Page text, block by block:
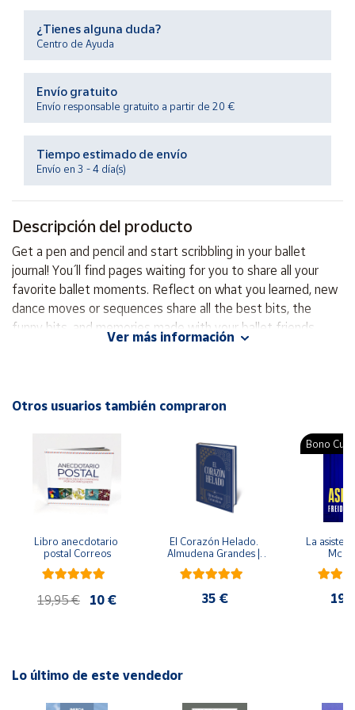
Productos
Solidarios
Ayuda
Centro
Contacto
Vendedores
Mapa de
vendedores
Hazte
vendedor
Área
cliente
Ubicación
Península
Baleares
Canarias,
¿Tienes alguna duda?
Centro de Ayuda
Envío gratuito
Envío responsable gratuito a partir de 20 €
Tiempo estimado de envío
Envío en 3 - 4 día(s)
Descripción del producto
Get a pen and pencil and start scribbling in your ballet
journal! You´ ll find pages waiting for you to share all your
favorite ballet moments. Reflect on what you learned, new
dance moves or sequences share all the best bits, the
funny bits, and memories made with your ballet friends.
Ver más información
Otros usuarios también compraron
Libro anecdotario
postal Correos
19,95 € 10 €
El Corazón Helado.
Almudena Grandes |
Edición especial de
lujo | Libro con sello y
35 €
Bono
La
Lo último de este vendedor